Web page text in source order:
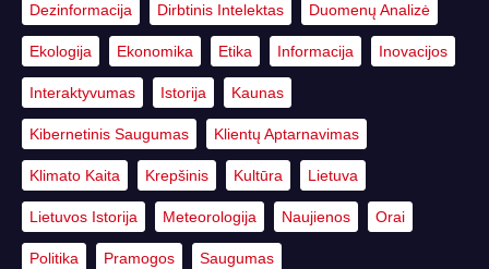
Dezinformacija Dirbtinis Intelektas Duomenų Analizė
Ekologija Ekonomika Etika Informacija Inovacijos
Interaktyvumas Istorija Kaunas
Kibernetinis Saugumas Klientų Aptarnavimas
Klimato Kaita Krepšinis Kultūra Lietuva
Lietuvos Istorija Meteorologija Naujienos Orai
Politika Pramogos Saugumas